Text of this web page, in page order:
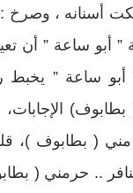
أسنانه ، وصرخ
أبو ساعة ” أن
أبو ساعة ” يخبط
مني ( بطابوف
.. حرمني (